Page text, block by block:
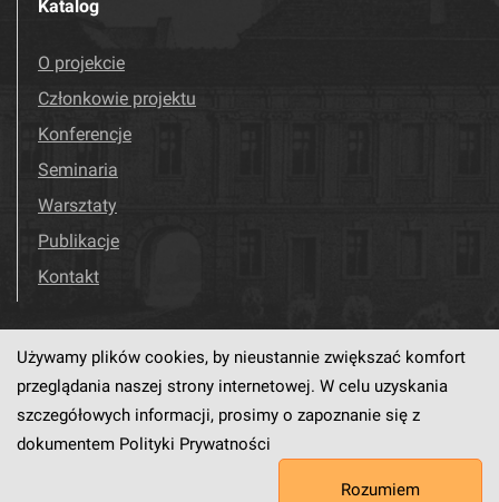
Katalog
O projekcie
Członkowie projektu
Konferencje
Seminaria
Warsztaty
Publikacje
Kontakt
Odwiedź nas! Facebook
Używamy plików cookies, by nieustannie zwiększać komfort
przeglądania naszej strony internetowej. W celu uzyskania
szczegółowych informacji, prosimy o zapoznanie się z
dokumentem Polityki Prywatności
Rozumiem